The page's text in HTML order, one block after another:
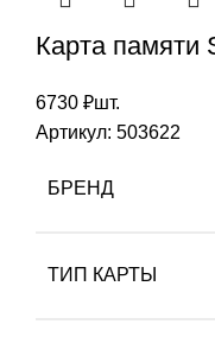
Карта памяти
6730 ₽шт.
Артикул: 503622
БРЕНД
ТИП КАРТЫ